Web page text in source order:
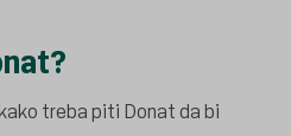
treba piti Donat da bi